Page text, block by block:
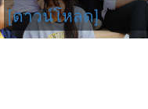
[ดาวน์โหลด]